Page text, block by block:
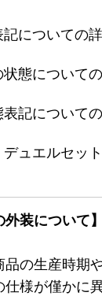
についての
態について
記について
ュエルセッ
外装について】
の生産時期
様が僅かに